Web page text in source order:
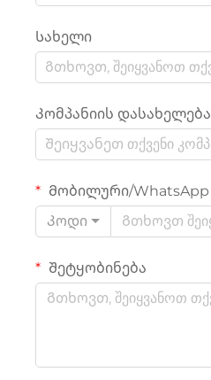
Სახელი
Კომპანიის დასახელება
Მობილური/WhatsApp
Კოდი
Შეტყობინება